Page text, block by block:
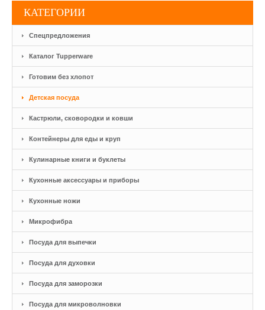
КАТЕГОРИИ
Спецпредложения
Каталог Tupperware
Готовим без хлопот
Детская посуда
Кастрюли, сковородки и ковши
Контейнеры для еды и круп
Кулинарные книги и буклеты
Кухонные аксессуары и приборы
Кухонные ножи
Микрофибра
Посуда для выпечки
Посуда для духовки
Посуда для заморозки
Посуда для микроволновки